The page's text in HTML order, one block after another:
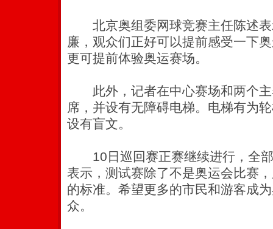
北京奥组委网球竞赛主任陈述表
廉，观众们正好可以提前感受一下
更可提前体验奥运赛场。
此外，记者在中心赛场和两个主
席，并设有无障碍电梯。电梯有为
设有盲文。
10日巡回赛正赛继续进行，全部
表示，测试赛除了不是奥运会比赛
的标准。希望更多的市民和游客成
众。